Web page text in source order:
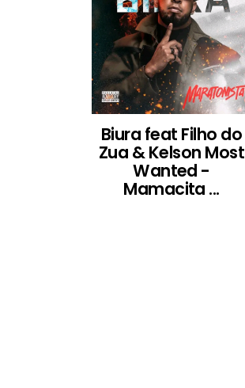
Biura feat Filho do
Zua & Kelson Most
Wanted -
Mamacita ...